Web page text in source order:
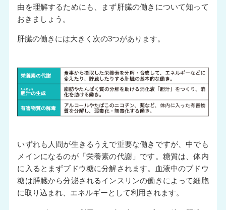
由を理解するためにも、まず肝臓の働きについて知って
おきましょう。
肝臓の働きには大きく次の3つがあります。
いずれも人間が生きるうえで重要な働きですが、中でも
メインになるのが「栄養素の代謝」です。糖質は、体内
に入るとまずブドウ糖に分解されます。血液中のブドウ
糖は膵臓から分泌されるインスリンの働きによって細胞
に取り込まれ、エネルギーとして利用されます。